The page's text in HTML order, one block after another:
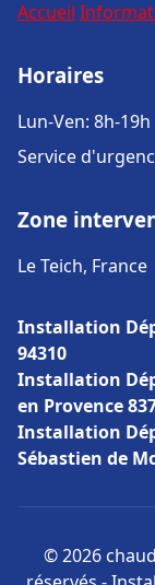
Accueil
Horaires
Lun-Ven: 8h-19h
Service
Zone
Le Teich, France
Installation
94310
Installation
en Provence
Installation
Sébastien de
© 2026